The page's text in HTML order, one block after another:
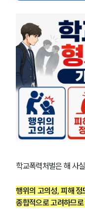
학교폭력처벌은 해 사
행위의 고의성, 피해
종합적으로 고려하므